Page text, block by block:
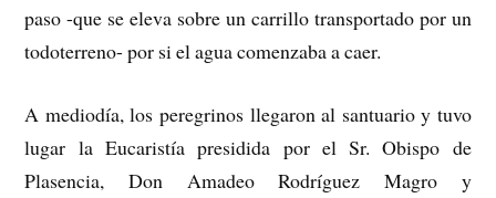
paso -que se eleva sobre un carrillo transportado por un
todoterreno- por si el agua comenzaba a caer.
A mediodía, los peregrinos llegaron al santuario y tuvo
lugar la Eucaristía presidida por el Sr. Obispo de
Plasencia, Don Amadeo Rodríguez Magro y